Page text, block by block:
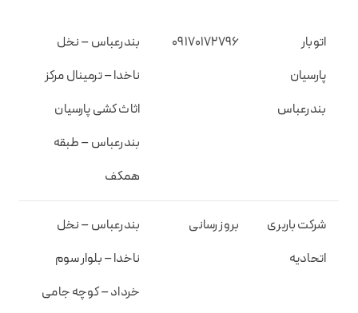
اتوبار
پارسیان
بندرعباس
۰۹۱۷۰۱۷۲۷۹۶
بندرعباس – نخل
ناخدا – ترمینال مرکز
اثاث کشی پارسیان
بندرعباس – طبقه
همکف
شرکت باربری
اتحادیه
بروز رسانی
بندرعباس – نخل
ناخدا – بلوار سوم
خرداد – کوچه جامی